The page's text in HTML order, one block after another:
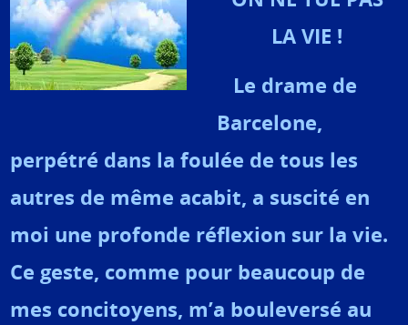
LA VIE !
Le drame de
Barcelone,
perpétré dans la foulée de tous les
autres de même acabit, a suscité en
moi une profonde réflexion sur la vie.
Ce geste, comme pour beaucoup de
mes concitoyens, m’a bouleversé au